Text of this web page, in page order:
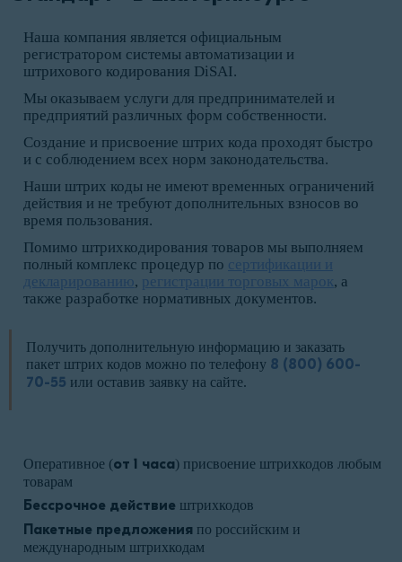
Наша компания является официальным
регистратором системы автоматизации и
штрихового кодирования DiSAI.
Мы оказываем услуги для предпринимателей и
предприятий различных форм собственности.
Создание и присвоение штрих кода проходят быстро
и с соблюдением всех норм законодательства.
Наши штрих коды не имеют временных ограничений
действия и не требуют дополнительных взносов во
время пользования.
Помимо штрихкодирования товаров мы выполняем
полный комплекс процедур по сертификации и
декларированию, регистрации торговых марок, а
также разработке нормативных документов.
Получить дополнительную информацию и заказать
пакет штрих кодов можно по телефону 8 (800) 600-
70-55 или оставив заявку на сайте.
Оперативное (от 1 часа) присвоение штрихкодов любым
товарам
Бессрочное действие штрихкодов
Пакетные предложения по российским и
международным штрихкодам